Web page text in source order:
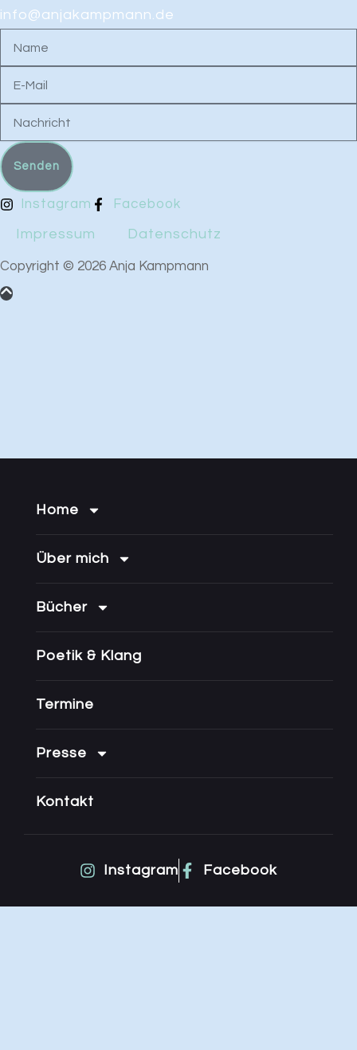
info@anjakampmann.de
Mail
Senden
Instagram Facebook
Impressum Datenschutz
Copyright © 2026 Anja Kampmann
Home
Über mich
Bücher
Poetik & Klang
Termine
Presse
Kontakt
Instagram Facebook